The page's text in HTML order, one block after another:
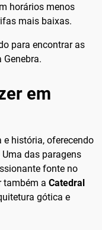
horários menos
mais baixas.
para encontrar as
em
e história, oferecendo
das paragens
fonte no
também a Catedral
gótica e